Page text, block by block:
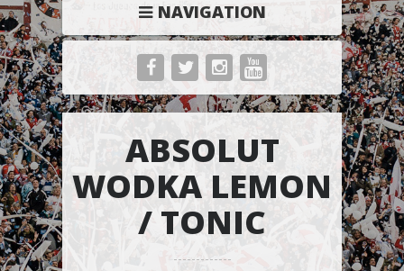
NAVIGATION
ABSOLUT
WODKA LEMON
/ TONIC